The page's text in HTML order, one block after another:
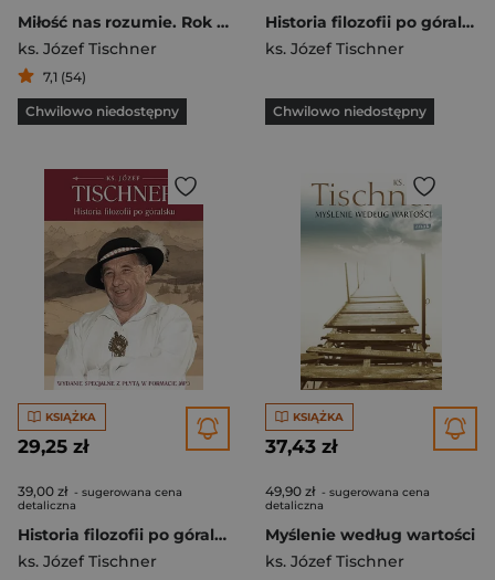
Miłość nas rozumie. Rok liturgiczny z księdzem Tischnerem
ks. Józef Tischner
7,1 (54)
Chwilowo niedostępny
Historia filozofii po góralsku
ks. Józef Tischner
Chwilowo niedostępny
KSIĄŻKA
29,25 zł
39,00 zł - sugerowana cena
detaliczna
Historia filozofii po góralsku
ks. Józef Tischner
KSIĄŻKA
37,43 zł
49,90 zł - sugerowana cena
detaliczna
Myślenie według wartości
ks. Józef Tischner